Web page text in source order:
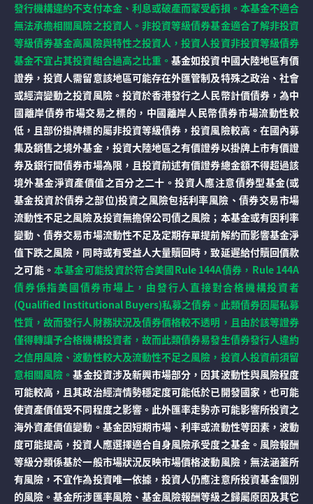
發行機構違約不支付本金、利息或破產而蒙受虧損。本基金不適合
無法承擔相關風險之投資人。非投資等級債券基金適合了解非投資
等級債券基金高風險與特性之投資人，投資人投資非投資等級債券
基金不宜占其投資組合過高之比重。基金如投資中國大陸地區有價
證券，投資人需留意該地區可能存在外匯管制及特殊之政治、社會
或經濟變動之投資風險。投資於香港發行之人民幣計價債券，為中
國離岸債券市場交易之標的，中國離岸人民幣債券市場流動性較
低，且部份掛牌標的屬非投資等級債券，投資風險較高。在國內募
集及銷售之境外基金，投資大陸地區之有價證券以掛牌上市有價證
券及銀行間債券市場為限，且投資前述有價證券總金額不得超過該
境外基金淨資產價值之百分之二十。投資人應注意債券型基金(或
基金投資於債券之部位)投資之風險包括利率風險、債券交易市場
流動性不足之風險及投資無擔保公司債之風險；本基金或有因利率
變動、債券交易市場流動性不足及定期存單提前解約而影響基金淨
值下跌之風險，同時或有受益人大量贖回時，致延遲給付贖回價款
之可能。本基金可能投資於符合美國Rule 144A債券，Rule 144A
債券係指美國債券市場上，由發行人直接對合格機構投資者
(Qualified Institutional Buyers)私募之債券。此類債券因屬私募
性質，故而發行人財務狀況及債券價格較不透明，且由於該等證券
僅得轉讓予合格機構投資者，故而此類債券易發生債券發行人違約
之信用風險、波動性較大及流動性不足之風險，投資人投資前須留
意相關風險。基金投資涉及新興市場部分，因其波動性與風險程度
可能較高，且其政治經濟情勢穩定度可能低於已開發國家，也可能
使資產價值受不同程度之影響。此外匯率走勢亦可能影響所投資之
海外資產價值變動。基金因短期市場、利率或流動性等因素，波動
度可能提高，投資人應選擇適合自身風險承受度之基金。風險報酬
等級分類係基於一般市場狀況反映市場價格波動風險，無法涵蓋所
有風險，不宜作為投資唯一依據，投資人仍應注意所投資基金個別
的風險。基金所涉匯率風險、基金風險報酬等級之歸屬原因及其它